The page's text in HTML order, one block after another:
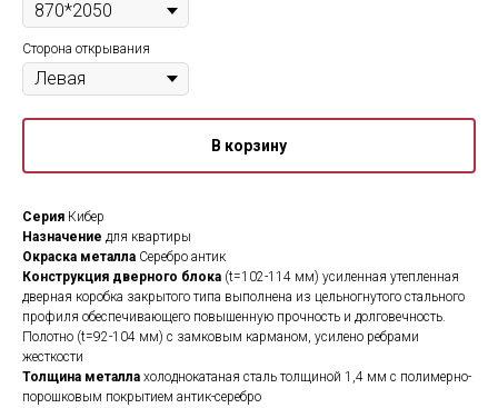
Сторона открывания
В корзину
Серия Кибер
Назначение для квартиры
Окраска металла Серебро антик
Конструкция дверного блока (t=102-114 мм) усиленная утепленная
дверная коробка закрытого типа выполнена из цельногнутого стального
профиля обеспечивающего повышенную прочность и долговечность.
Полотно (t=92-104 мм) с замковым карманом, усилено ребрами
жесткости
Толщина металла холоднокатаная сталь толщиной 1,4 мм с полимерно-
порошковым покрытием антик-серебро